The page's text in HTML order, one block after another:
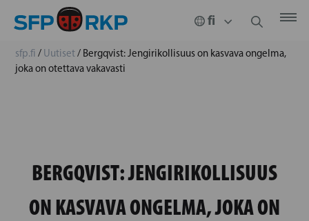
sfp.fi / Uutiset/ Bergqvist: Jengirikollisuus on kasvava ongelma,
joka on otettava vakavasti
BERGQVIST: JENGIRIKOLLISUUS
ON KASVAVA ONGELMA, JOKA ON